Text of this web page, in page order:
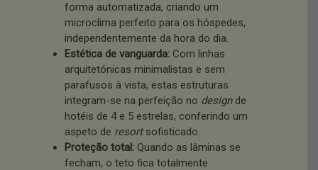
forma automatizada, criando um
microclima perfeito para os hóspedes,
independentemente da hora do dia.
Estética de vanguarda: Com linhas
arquitetónicas minimalistas e sem
parafusos à vista, estas estruturas
integram-se na perfeição no designde
hotéis de 4 e 5 estrelas, conferindo um
aspeto de resortsofisticado.
Proteção total: Quando as lâminas se
fecham, o teto fica totalmente